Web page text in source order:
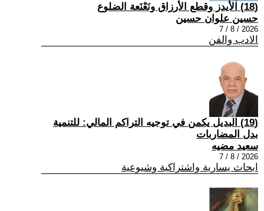
(18) الأيدز وقطع الأرزاق ونَعْنَعة الضلوع
حسين علوان حسين
2026 / 8 / 7
الادب والفن
(19) البديل يكمن في توجيه التراكم المالي: للتنمية
بدل المضاربات
سعيد مضيه
2026 / 8 / 7
ابحاث يسارية واشتراكية وشيوعية